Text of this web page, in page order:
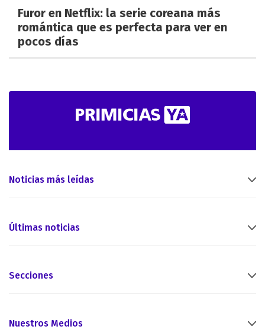
Furor en Netflix: la serie coreana más
romántica que es perfecta para ver en
pocos días
Noticias más leídas
Últimas noticias
Secciones
Nuestros Medios